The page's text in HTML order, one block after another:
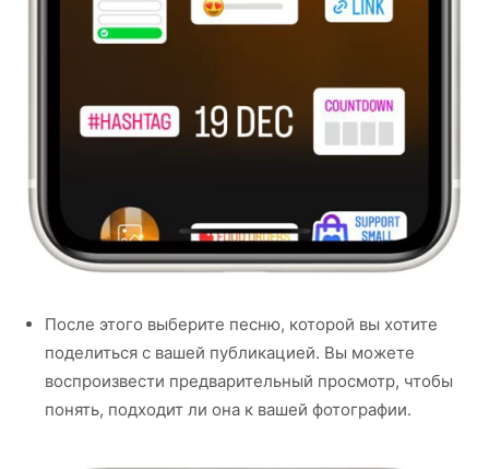
После этого выберите песню, которой вы хотите
поделиться с вашей публикацией. Вы можете
воспроизвести предварительный просмотр, чтобы
понять, подходит ли она к вашей фотографии.